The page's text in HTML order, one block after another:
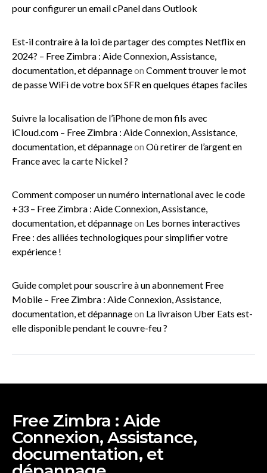
pour configurer un email cPanel dans Outlook
Est-il contraire à la loi de partager des comptes Netflix en
2024? – Free Zimbra : Aide Connexion, Assistance,
documentation, et dépannageon Comment trouver le mot
de passe WiFi de votre box SFR en quelques étapes faciles
Suivre la localisation de l’iPhone de mon fils avec
iCloud.com – Free Zimbra : Aide Connexion, Assistance,
documentation, et dépannageon Où retirer de l’argent en
France avec la carte Nickel ?
Comment composer un numéro international avec le code
+33 – Free Zimbra : Aide Connexion, Assistance,
documentation, et dépannageon Les bornes interactives
Free : des alliées technologiques pour simplifier votre
expérience !
Guide complet pour souscrire à un abonnement Free
Mobile – Free Zimbra : Aide Connexion, Assistance,
documentation, et dépannageon La livraison Uber Eats est-
elle disponible pendant le couvre-feu ?
Free Zimbra : Aide
Connexion, Assistance,
documentation, et